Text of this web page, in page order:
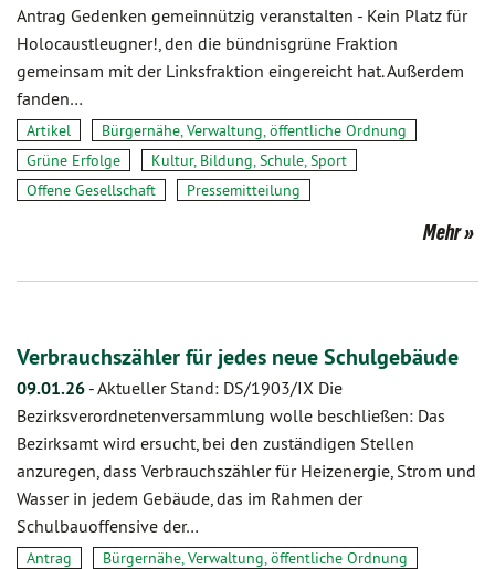
Antrag Gedenken gemeinnützig veranstalten - Kein Platz für
Holocaustleugner!, den die bündnisgrüne Fraktion
gemeinsam mit der Linksfraktion eingereicht hat. Außerdem
fanden…
Artikel
Bürgernähe, Verwaltung, öffentliche Ordnung
Grüne Erfolge
Kultur, Bildung, Schule, Sport
Offene Gesellschaft
Pressemitteilung
Mehr
Verbrauchszähler für jedes neue Schulgebäude
09.01.26 -Aktueller Stand: DS/1903/IX Die
Bezirksverordnetenversammlung wolle beschließen: Das
Bezirksamt wird ersucht, bei den zuständigen Stellen
anzuregen, dass Verbrauchszähler für Heizenergie, Strom und
Wasser in jedem Gebäude, das im Rahmen der
Schulbauoffensive der…
Antrag
Bürgernähe, Verwaltung, öffentliche Ordnung